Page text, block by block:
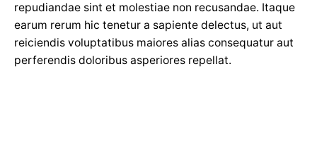
repudiandae sint et molestiae non recusandae. Itaque
earum rerum hic tenetur a sapiente delectus, ut aut
reiciendis voluptatibus maiores alias consequatur aut
perferendis doloribus asperiores repellat.